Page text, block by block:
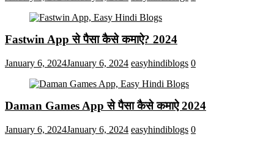
Fastwin App से पैसा कैसे कमाऐ? 2024
January 6, 2024January 6, 2024 easyhindiblogs 0
Daman Games App से पैसा कैसे कमाऐ 2024
January 6, 2024January 6, 2024 easyhindiblogs 0